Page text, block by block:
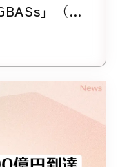
」（ジ
億円突破